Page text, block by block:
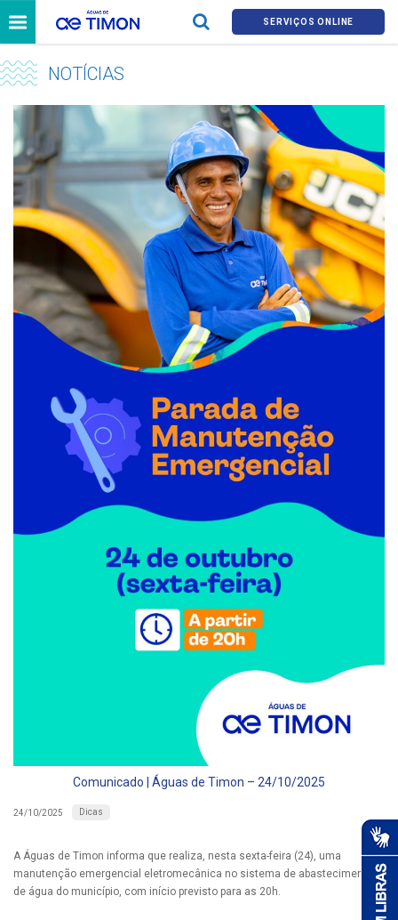
SERVIÇOS ONLINE
NOTÍCIAS
Comunicado | Águas de Timon – 24/10/2025
24/10/2025 Dicas
A Águas de Timon informa que realiza, nesta sexta-feira (24), uma
manutenção emergencial eletromecânica no sistema de abastecimento
de água do município, com início previsto para as 20h.